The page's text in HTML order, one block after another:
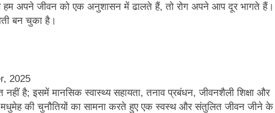
अपने जीवन को एक अनुशासन में ढालते हैं, तो रोग अपने आप दूर भागते हैं।
बन चुका है।
है; इसमें मानसिक स्वास्थ्य सहायता, तनाव प्रबंधन, जीवनशैली शिक्षा और
मधुमेह की चुनौतियों का सामना करते हुए एक स्वस्थ और संतुलित जीवन जीने के